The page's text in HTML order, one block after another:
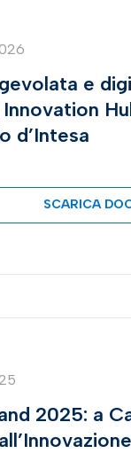
e
d’Intesa
SCARICA
2025: a